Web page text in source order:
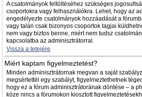
A csatolmányok feltöltéséhez szükséges
csoportokra vagy felhasználókra. Lehet, hogy az
engedélyezte csatolmányok hozzáadását a
vagy talán csak bizonyos csoportok tagjai
nem vagy biztos benne, miért nem tudsz
kapcsolatba az adminisztrátorral.
Vissza a tetejére
Miért kaptam figyelmeztetést?
Minden adminisztrátornak megvan a saját
megsértettél egy szabályt, figyelmeztethetnek
hogy ez a fórum adminisztrátorának döntése – a
köze nincs a fórumokon kiosztott